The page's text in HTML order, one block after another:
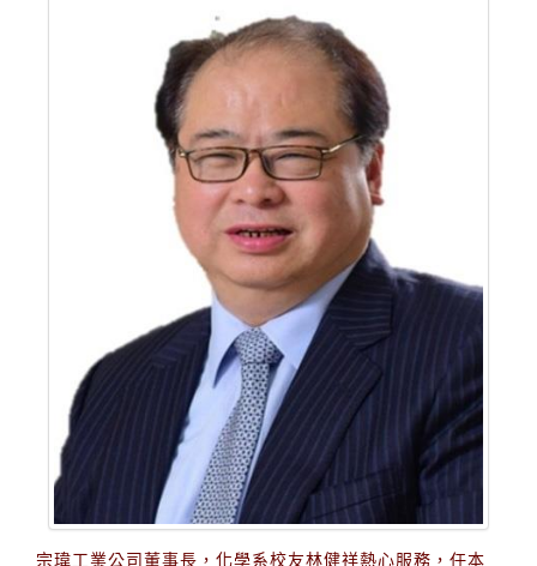
宗瑋工業公司董事長，化學系校友林健祥熱心服務，任本